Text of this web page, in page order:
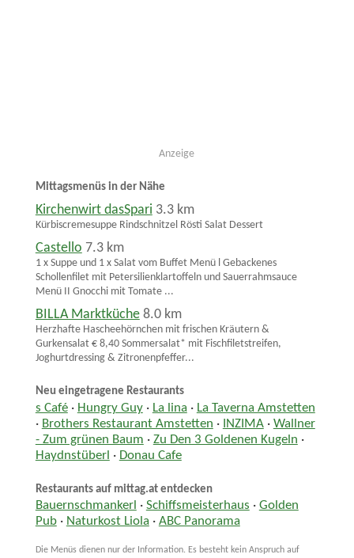
Anzeige
Mittagsmenüs in der Nähe
Kirchenwirt dasSpari 3.3 km
Kürbiscremesuppe Rindschnitzel Rösti Salat Dessert
Castello 7.3 km
1 x Suppe und 1 x Salat vom Buffet Menü l Gebackenes
Schollenfilet mit Petersilienklartoffeln und Sauerrahmsauce
Menü II Gnocchi mit Tomate ...
BILLA Marktküche 8.0 km
Herzhafte Hascheehörnchen mit frischen Kräutern &
Gurkensalat € 8,40 Sommersalat* mit Fischfiletstreifen,
Joghurtdressing & Zitronenpfeffer...
Neu eingetragene Restaurants
s Café· Hungry Guy· La lina · La Taverna Amstetten
· Brothers Restaurant Amstetten · INZIMA· Wallner
- Zum grünen Baum · Zu Den 3 Goldenen Kugeln ·
Haydnstüberl · Donau Cafe
Restaurants auf mittag.at entdecken
Bauernschmankerl · Schiffsmeisterhaus · Golden
Pub· Naturkost Liola · ABC Panorama
Die Menüs dienen nur der Information. Es besteht kein Anspruch auf